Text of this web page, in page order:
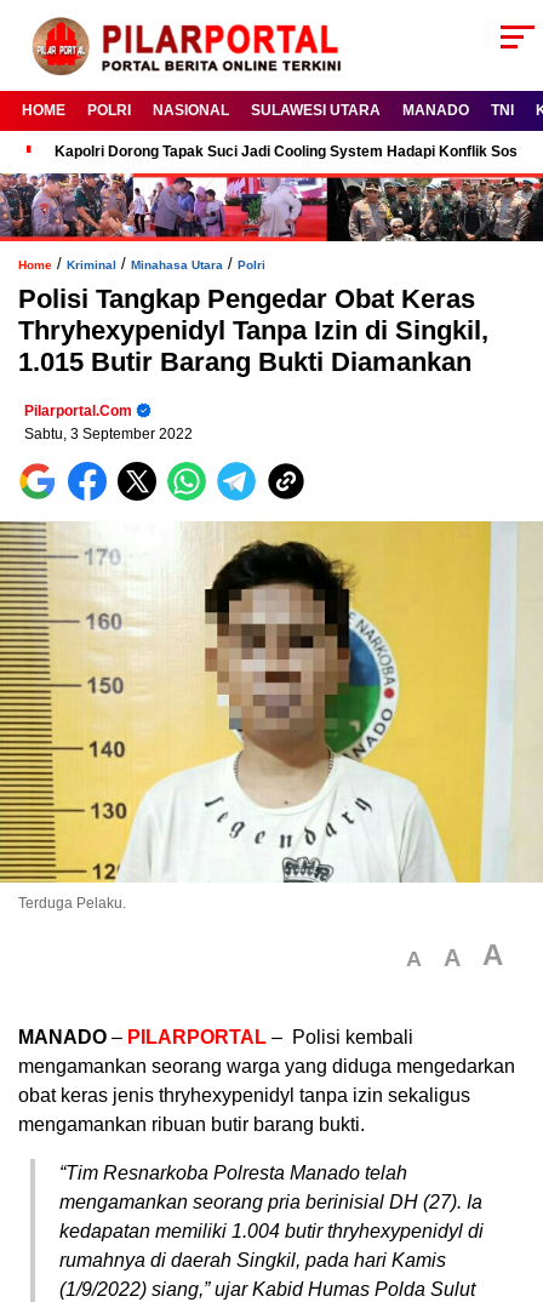
HOME POLRI NASIONAL SULAWESI UTARA MANADO TNI
Kapolri Dorong Tapak Suci Jadi Cooling System Hadapi Konflik Sosial
Home / Kriminal / Minahasa Utara / Polri
Polisi Tangkap Pengedar Obat Keras
Thryhexypenidyl Tanpa Izin di Singkil,
1.015 Butir Barang Bukti Diamankan
Pilarportal.com
Sabtu, 3 September 2022
Terduga Pelaku.
A A A
MANADO – PILARPORTAL – Polisi kembali
mengamankan seorang warga yang diduga mengedarkan
obat keras jenis thryhexypenidyl tanpa izin sekaligus
mengamankan ribuan butir barang bukti.
“Tim Resnarkoba Polresta Manado telah
mengamankan seorang pria berinisial DH (27). Ia
kedapatan memiliki 1.004 butir thryhexypenidyl di
rumahnya di daerah Singkil, pada hari Kamis
(1/9/2022) siang,” ujar Kabid Humas Polda Sulut